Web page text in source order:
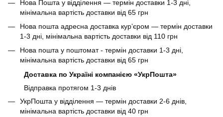
Нова Пошта у відділення — термін доставки 1-3 дні,
мінімальна вартість доставки від 65 грн
Нова пошта адресна доставка курʼєром — термін доставки
1-3 дні, мінімальна вартість доставки від 110 грн
Нова пошта у поштомат - термін доставки 1-3 дні,
мінімальна вартість доставки від 65 грн
Доставка по Україні компанією «УкрПошта»
Відправка протягом 1-3 днів
УкрПошта у відділення — термін доставки 2-6 днів,
мінімальна вартість доставки від 40 грн